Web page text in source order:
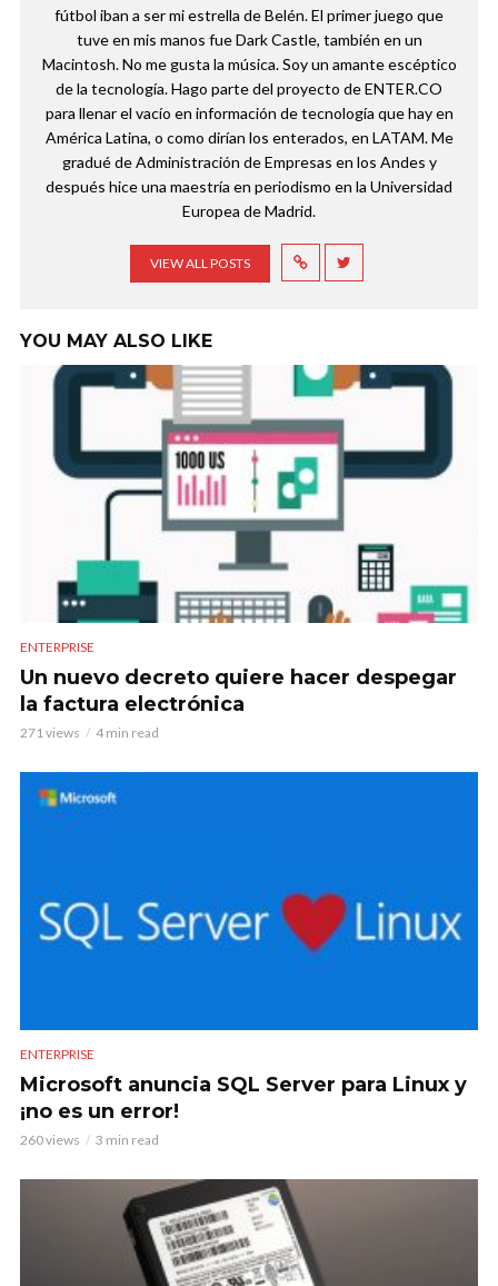
fútbol iban a ser mi estrella de Belén. El primer juego que
tuve en mis manos fue Dark Castle, también en un
Macintosh. No me gusta la música. Soy un amante escéptico
de la tecnología. Hago parte del proyecto de ENTER.CO
para llenar el vacío en información de tecnología que hay en
América Latina, o como dirían los enterados, en LATAM. Me
gradué de Administración de Empresas en los Andes y
después hice una maestría en periodismo en la Universidad
Europea de Madrid.
VIEW ALL POSTS
YOU MAY ALSO LIKE
ENTERPRISE
Un nuevo decreto quiere hacer despegar
la factura electrónica
271 views 4 min read
ENTERPRISE
Microsoft anuncia SQL Server para Linux y
¡no es un error!
260 views 3 min read